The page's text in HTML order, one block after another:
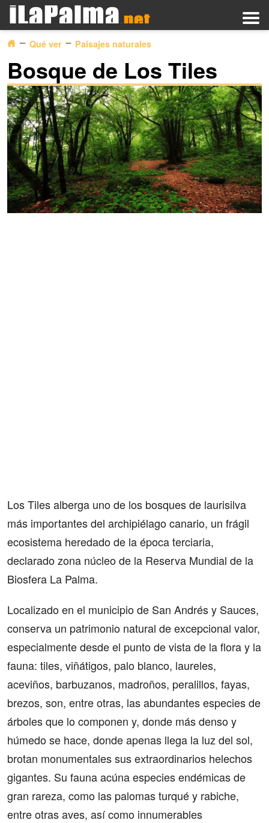
Qué ver Paisajes naturales
Bosque de Los Tiles
Los Tiles alberga uno de los bosques de laurisilva
más importantes del archipiélago canario, un frágil
ecosistema heredado de la época terciaria,
declarado zona núcleo de la Reserva Mundial de la
Biosfera La Palma.
Localizado en el municipio de San Andrés y Sauces,
conserva un patrimonio natural de excepcional valor,
especialmente desde el punto de vista de la flora y la
fauna: tiles, viñátigos, palo blanco, laureles,
aceviños, barbuzanos, madroños, peralillos, fayas,
brezos, son, entre otras, las abundantes especies de
árboles que lo componen y, donde más denso y
húmedo se hace, donde apenas llega la luz del sol,
brotan monumentales sus extraordinarios helechos
gigantes. Su fauna acúna especies endémicas de
gran rareza, como las palomas turqué y rabiche,
entre otras aves, así como innumerables